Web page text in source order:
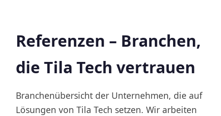
Referenzen – Branchen,
die Tila Tech vertrauen
Branchenübersicht der Unternehmen, die auf
Lösungen von Tila Tech setzen. Wir arbeiten